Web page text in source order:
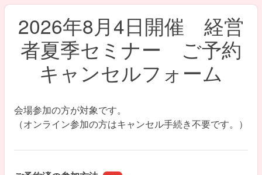
2026年8月4日開催 経営
者夏季セミナー ご予約
キャンセルフォーム
会場参加の方が対象です。
（オンライン参加の方はキャンセル手続き不要です。）